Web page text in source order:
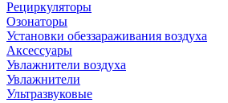
Рециркуляторы
Озонаторы
Установки обеззараживания воздуха
Аксессуары
Увлажнители воздуха
Увлажнители
Ультразвуковые